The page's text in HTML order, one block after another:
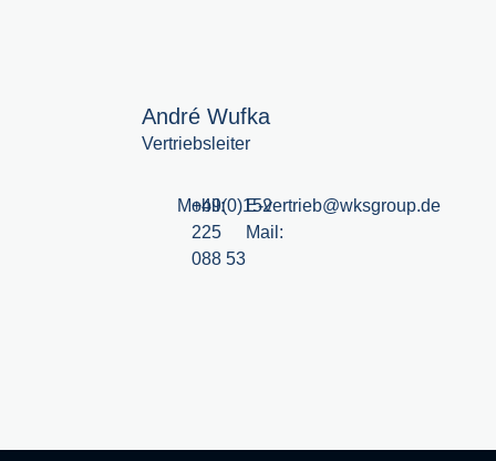
André Wufka
Vertriebsleiter
Mobil:
+49(0)152
225
088 53
E-
Mail:
vertrieb@wksgroup.de